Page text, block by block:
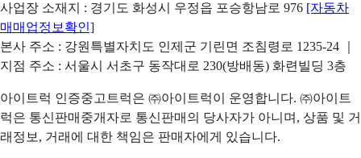
사업장 소재지 : 경기도 화성시 우정읍 포승항남로 976 [자동차
매매업정보확인]
본사 주소 : 강원특별자치도 인제군 기린면 조침령로 1235-24 ｜
지점 주소 : 서울시 서초구 동작대로 230(방배동) 화련빌딩 3층
아이트럭 인증중고트럭은 ㈜아이트럭이 운영합니다. ㈜아이트
럭은 통신판매중개자로 통신판매의 당사자가 아니며, 상품 및 거
래정보, 거래에 대한 책임은 판매자에게 있습니다.